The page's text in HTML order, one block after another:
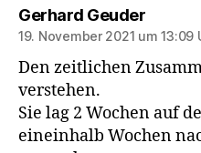
Gerhard Geudersagt:
19. November 2021 um 13:09
Den zeitlichen
verstehen.
Sie lag 2 Wochen auf
eineinhalb Wochen